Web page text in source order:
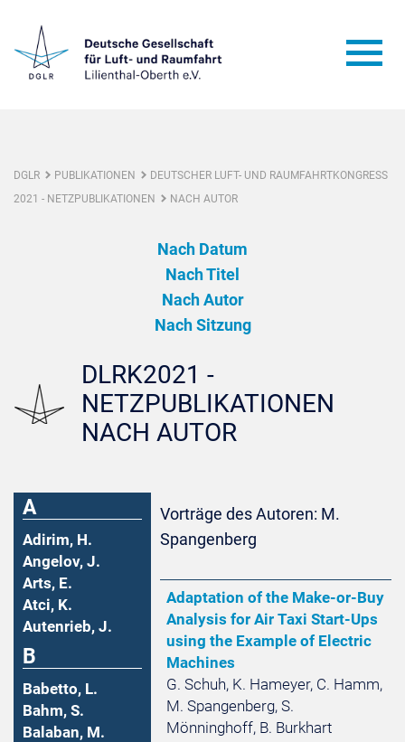
DGLR PUBLIKATIONEN
DEUTSCHER LUFT- UND RAUMFAHRTKONGRESS
2021 - NETZPUBLIKATIONEN
NACH AUTOR
Nach Datum
Nach Titel
Nach Autor
Nach Sitzung
DLRK2021 -
NETZPUBLIKATIONEN
NACH AUTOR
A
Adirim, H.
Angelov, J.
Arts, E.
Atci, K.
Autenrieb, J.
B
Babetto, L.
Bahm, S.
Balaban, M.
Vorträge des Autoren: M.
Spangenberg
Adaptation of the Make-or-Buy
Analysis for Air Taxi Start-Ups
using the Example of Electric
Machines
G. Schuh, K. Hameyer, C. Hamm,
M. Spangenberg, S.
Mönninghoff, B. Burkhart